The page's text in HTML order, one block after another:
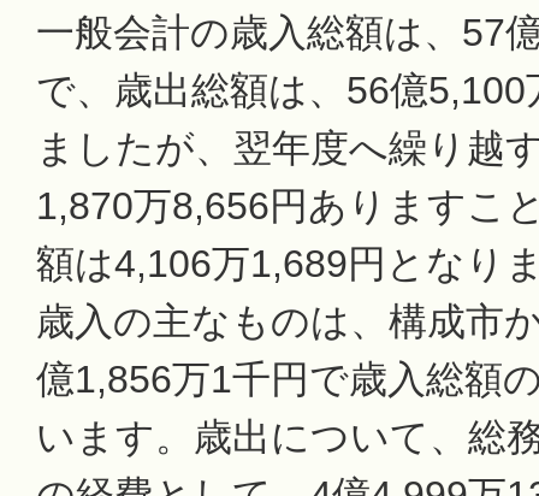
一般会計の歳入総額は、57
で、歳出総額は、56億
ましたが、翌年度へ繰り越
1,870万8,656円ありますこ
額は4,106万1,689円となり
歳入の主なものは、構成市
億1,856万1千円で歳入総額
います。歳出について、総